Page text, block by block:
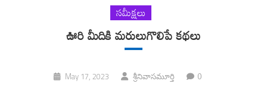
సమీక్షలు
ఊరి మీదికి మరులుగొలిపే కథలు
May 17, 2023 శ్రీనివాసమూర్తి 0